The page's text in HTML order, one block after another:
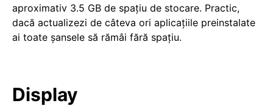
aproximativ 3.5 GB de spațiu de stocare. Practic,
dacă actualizezi de câteva ori aplicațiile preinstalate
ai toate șansele să rămâi fără spațiu.
Display